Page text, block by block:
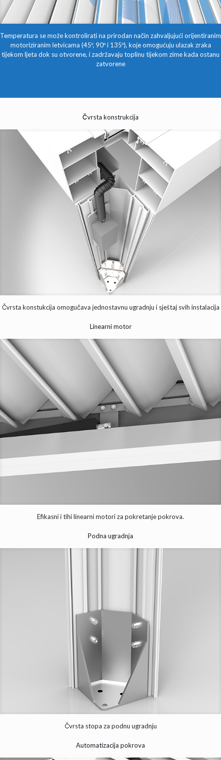
Temperatura se može kontrolirati na prirodan način zahvaljujući orijentiranim
motoriziranim letvicama (45º, 90º i 135º), koje omogućuju ulazak zraka
tijekom ljeta dok su otvorene, i zadržavaju toplinu tijekom zime kada ostanu
zatvorene
Čvrsta konstrukcija
Čvrsta konstukcija omogučava jednostavnu ugradnju i sještaj svih instalacija
Linearni motor
Efikasni i tihi linearni motori za pokretanje pokrova.
Podna ugradnja
Čvrsta stopa za podnu ugradnju
Automatizacija pokrova